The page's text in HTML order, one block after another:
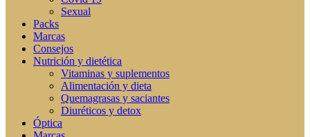
Sexual
Packs
Marcas
Consejos
Nutrición y dietética
Vitaminas y suplementos
Alimentación y dieta
Quemagrasas y saciantes
Diuréticos y detox
Óptica